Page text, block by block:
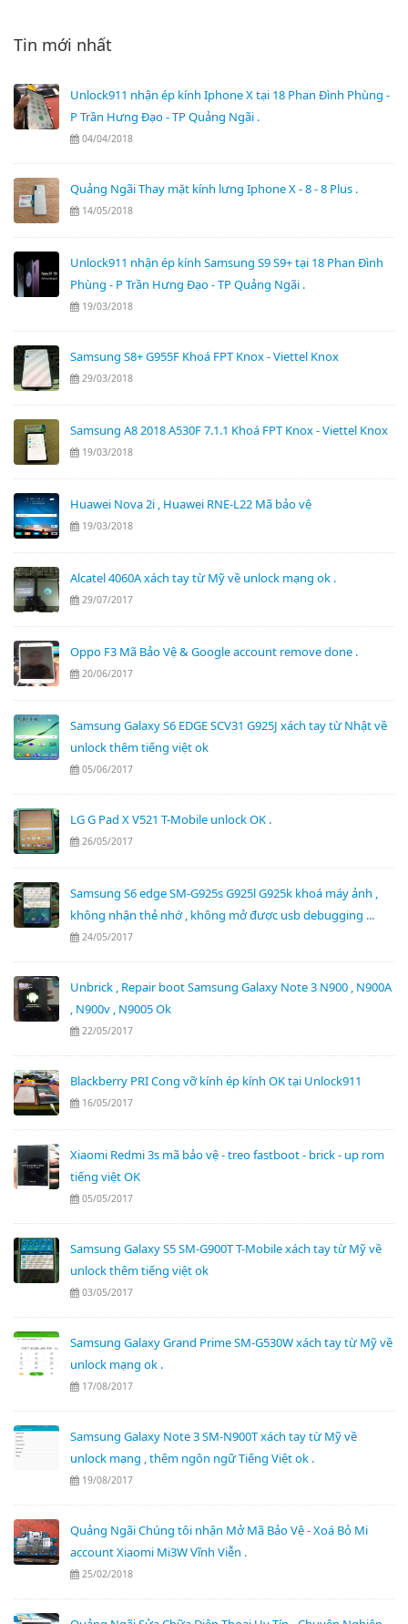
Tin mới nhất
Unlock911 nhận ép kính Iphone X tại 18 Phan Đình Phùng -
P Trần Hưng Đạo - TP Quảng Ngãi .
04/04/2018
Quảng Ngãi Thay mặt kính lưng Iphone X - 8 - 8 Plus .
14/05/2018
Unlock911 nhận ép kính Samsung S9 S9+ tại 18 Phan Đình
Phùng - P Trần Hưng Đạo - TP Quảng Ngãi .
19/03/2018
Samsung S8+ G955F Khoá FPT Knox - Viettel Knox
29/03/2018
Samsung A8 2018 A530F 7.1.1 Khoá FPT Knox - Viettel Knox
19/03/2018
Huawei Nova 2i , Huawei RNE-L22 Mã bảo vệ
19/03/2018
Alcatel 4060A xách tay từ Mỹ về unlock mạng ok .
29/07/2017
Oppo F3 Mã Bảo Vệ & Google account remove done .
20/06/2017
Samsung Galaxy S6 EDGE SCV31 G925J xách tay từ Nhật về
unlock thêm tiếng việt ok
05/06/2017
LG G Pad X V521 T-Mobile unlock OK .
26/05/2017
Samsung S6 edge SM-G925s G925l G925k khoá máy ảnh ,
không nhận thẻ nhớ , không mở được usb debugging ...
24/05/2017
Unbrick , Repair boot Samsung Galaxy Note 3 N900 , N900A
, N900v , N9005 Ok
22/05/2017
Blackberry PRI Cong vỡ kính ép kính OK tại Unlock911
16/05/2017
Xiaomi Redmi 3s mã bảo vệ - treo fastboot - brick - up rom
tiếng việt OK
05/05/2017
Samsung Galaxy S5 SM-G900T T-Mobile xách tay từ Mỹ về
unlock thêm tiếng việt ok
03/05/2017
Samsung Galaxy Grand Prime SM-G530W xách tay từ Mỹ về
unlock mạng ok .
17/08/2017
Samsung Galaxy Note 3 SM-N900T xách tay từ Mỹ về
unlock mạng , thêm ngôn ngữ Tiếng Việt ok .
19/08/2017
Quảng Ngãi Chúng tôi nhận Mở Mã Bảo Vệ - Xoá Bỏ Mi
account Xiaomi Mi3W Vĩnh Viễn .
25/02/2018